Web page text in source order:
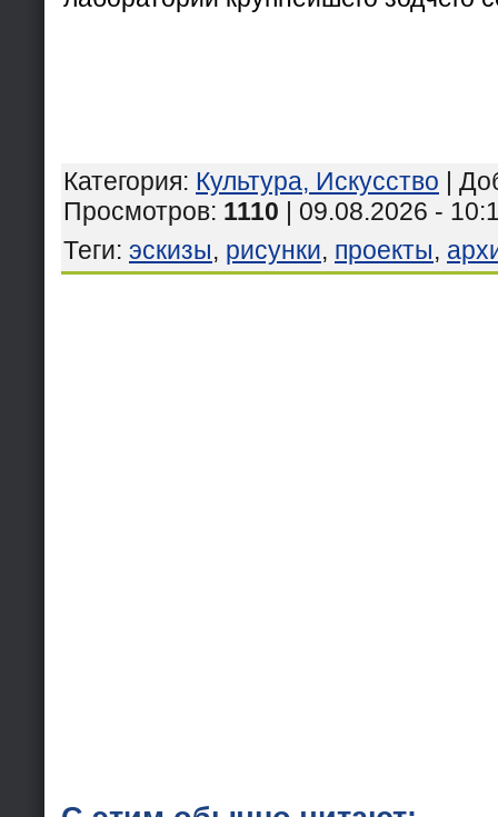
Категория: Культура, Искусство |
Просмотров: 1110 | 09.08.2026 -
Теги: эскизы, рисунки, проекты,